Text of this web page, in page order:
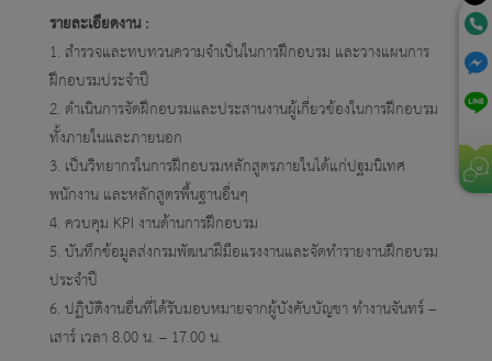
รายละเอียดงาน :
1. สำรวจและทบทวนความจำเป็นในการฝึกอบรม และวางแผนการ
ฝึกอบรมประจำปี
2. ดำเนินการจัดฝึกอบรมและประสานงานผู้เกี่ยวข้องในการฝึกอบรม
ทั้งภายในและภายนอก
3. เป็นวิทยากรในการฝึกอบรมหลักสูตรภายในได้แก่ปฐมนิเทศ
พนักงาน และหลักสูตรพื้นฐานอื่นๆ
4. ควบคุม KPI งานด้านการฝึกอบรม
5. บันทึกข้อมูลส่งกรมพัฒนาฝีมือแรงงานและจัดทำรายงานฝึกอบรม
ประจำปี
6. ปฏิบัติงานอื่นที่ได้รับมอบหมายจากผู้บังคับบัญชา ทำงานจันทร์ –
เสาร์ เวลา 8.00 น. – 17.00 น.